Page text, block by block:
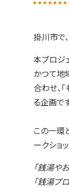
掛川市で
本プロジ
かつて地
合わせ、
る企画で
この一環
ークショ
「銭湯や
「銭湯プ